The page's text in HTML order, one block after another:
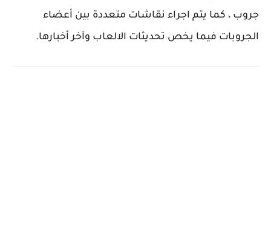
جروب ، كما يتم اجراء نقاشات متعددة بين أعضاء
الجروبات فيما يخص تحديثات الالعاب وآخر أخبارها.